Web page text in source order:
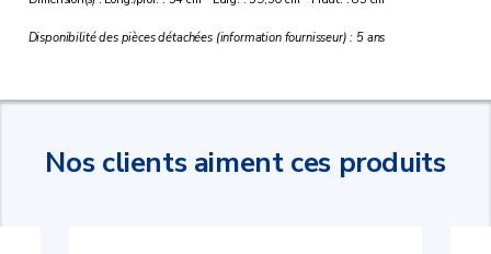
Disponibilité des pièces détachées (information fournisseur) : 5 ans
Nos clients aiment ces produits